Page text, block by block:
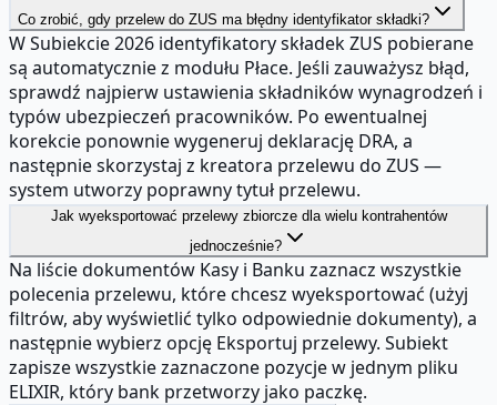
Co zrobić, gdy przelew do ZUS ma błędny identyfikator składki?
W Subiekcie 2026 identyfikatory składek ZUS pobierane
są automatycznie z modułu Płace. Jeśli zauważysz błąd,
sprawdź najpierw ustawienia składników wynagrodzeń i
typów ubezpieczeń pracowników. Po ewentualnej
korekcie ponownie wygeneruj deklarację DRA, a
następnie skorzystaj z kreatora przelewu do ZUS —
system utworzy poprawny tytuł przelewu.
Jak wyeksportować przelewy zbiorcze dla wielu kontrahentów
jednocześnie?
Na liście dokumentów Kasy i Banku zaznacz wszystkie
polecenia przelewu, które chcesz wyeksportować (użyj
filtrów, aby wyświetlić tylko odpowiednie dokumenty), a
następnie wybierz opcję Eksportuj przelewy. Subiekt
zapisze wszystkie zaznaczone pozycje w jednym pliku
ELIXIR, który bank przetworzy jako paczkę.